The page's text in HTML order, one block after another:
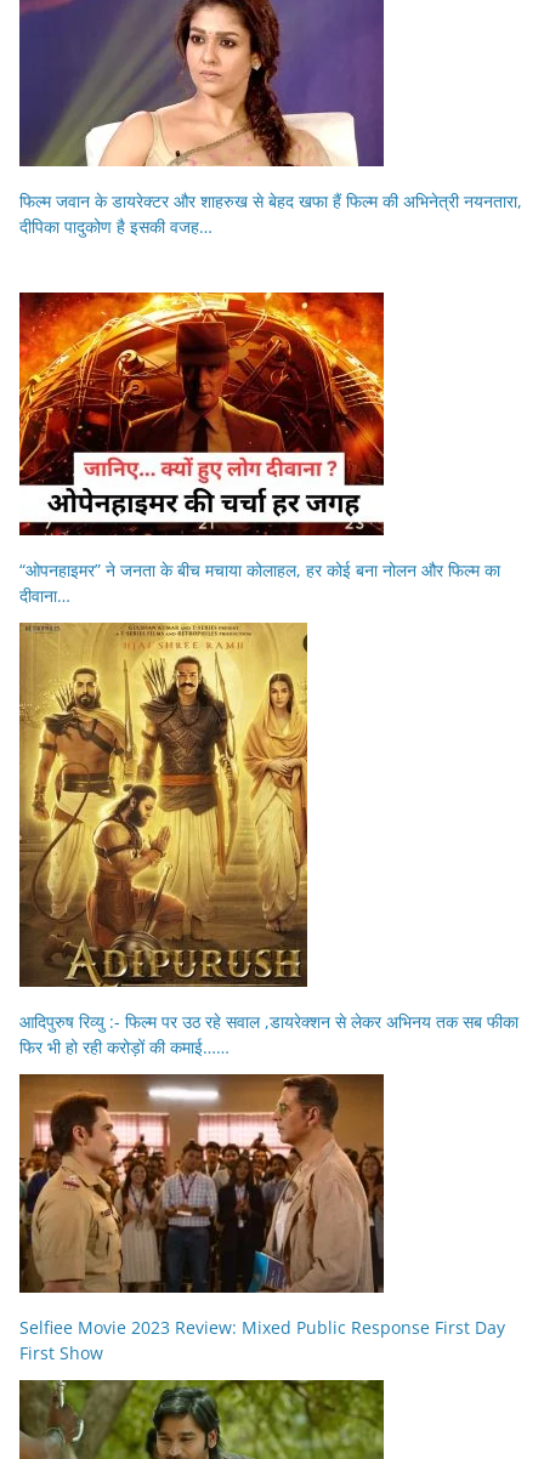
फिल्म जवान के डायरेक्टर और शाहरुख से बेहद खफा हैं फिल्म की अभिनेत्री नयनतारा,
दीपिका पादुकोण है इसकी वजह…
“ओपनहाइमर” ने जनता के बीच मचाया कोलाहल, हर कोई बना नोलन और फिल्म का
दीवाना…
आदिपुरुष रिव्यु :- फिल्म पर उठ रहे सवाल ,डायरेक्शन से लेकर अभिनय तक सब फीका
फिर भी हो रही करोड़ों की कमाई……
Selfiee Movie 2023 Review: Mixed Public Response First Day
First Show